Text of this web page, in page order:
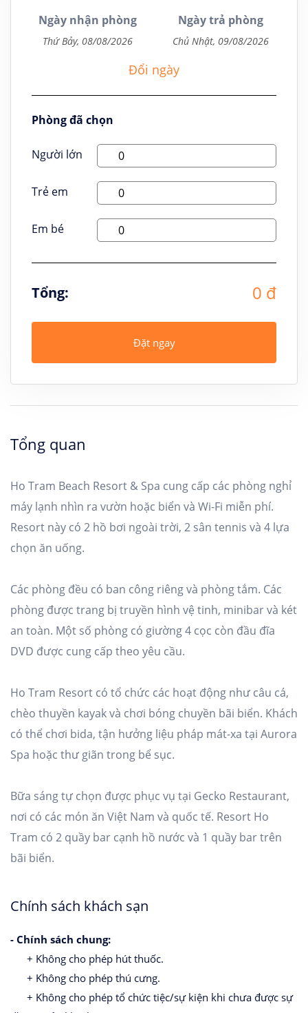
Ngày nhận phòng Ngày trả phòng
Đổi ngày
Phòng đã chọn
Người lớn
Trẻ em
Em bé
Tổng: 0 đ
Đặt ngay
Tổng quan
Ho Tram Beach Resort & Spa cung cấp các phòng nghỉ
máy lạnh nhìn ra vườn hoặc biển và Wi-Fi miễn phí.
Resort này có 2 hồ bơi ngoài trời, 2 sân tennis và 4 lựa
chọn ăn uống.
Các phòng đều có ban công riêng và phòng tắm. Các
phòng được trang bị truyền hình vệ tinh, minibar và két
an toàn. Một số phòng có giường 4 cọc còn đầu đĩa
DVD được cung cấp theo yêu cầu.
Ho Tram Resort có tổ chức các hoạt động như câu cá,
chèo thuyền kayak và chơi bóng chuyền bãi biển. Khách
có thể chơi bida, tận hưởng liệu pháp mát-xa tại Aurora
Spa hoặc thư giãn trong bể sục.
Bữa sáng tự chọn được phục vụ tại Gecko Restaurant,
nơi có các món ăn Việt Nam và quốc tế. Resort Ho
Tram có 2 quầy bar cạnh hồ nước và 1 quầy bar trên
bãi biển.
Chính sách khách sạn
- Chính sách chung:
+ Không cho phép hút thuốc.
+ Không cho phép thú cưng.
+ Không cho phép tổ chức tiệc/sự kiện khi chưa được sự